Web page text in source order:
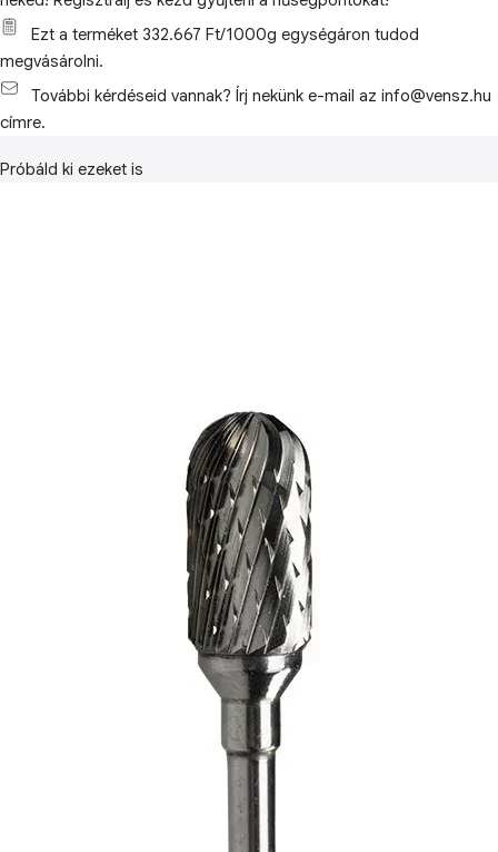
Ezt a terméket 332.667 Ft/1000g egységáron tudod
megvásárolni.
További kérdéseid vannak? Írj nekünk e-mail az info@vensz.hu
címre.
Próbáld ki ezeket is